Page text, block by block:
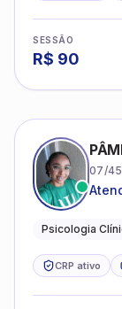
SESSÃO
R$ 90
07/
Psicologia
CRP ativo